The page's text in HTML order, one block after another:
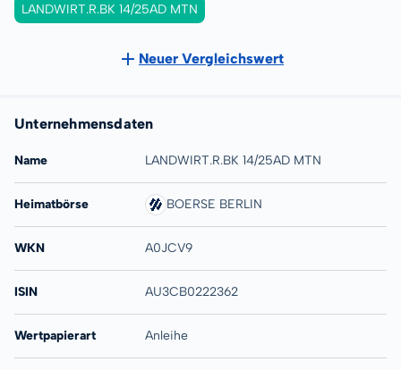
LANDWIRT.R.BK 14/25AD MTN
Neuer Vergleichswert
Unternehmensdaten
Name LANDWIRT.R.BK 14/25AD MTN
Heimatbörse BOERSE BERLIN
WKN A0JCV9
ISIN AU3CB0222362
Wertpapierart Anleihe